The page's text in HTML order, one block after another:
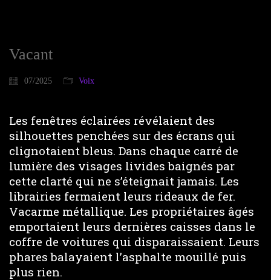
Vacant
07/2025 Voix
Les fenêtres éclairées révélaient des
silhouettes penchées sur des écrans qui
clignotaient bleus. Dans chaque carré de
lumière des visages livides baignés par
cette clarté qui ne s’éteignait jamais. Les
librairies fermaient leurs rideaux de fer.
Vacarme métallique. Les propriétaires âgés
emportaient leurs dernières caisses dans le
coffre de voitures qui disparaissaient. Leurs
phares balayaient l’asphalte mouillé puis
plus rien.